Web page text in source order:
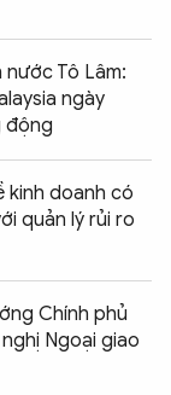
Tô Lâm:
ngày
động
kinh doanh có
quản lý rủi ro
Chính phủ
Ngoại giao